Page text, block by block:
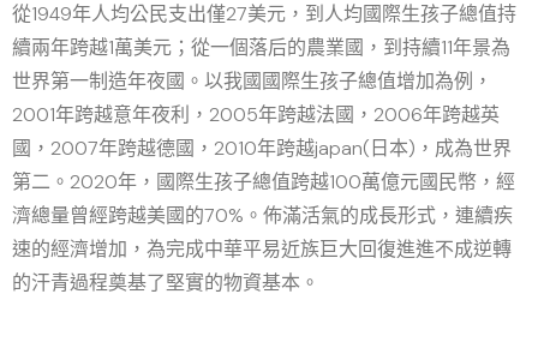
從1949年人均公民支出僅27美元，到人均國際生孩子總值持
續兩年跨越1萬美元；從一個落后的農業國，到持續11年景為
世界第一制造年夜國。以我國國際生孩子總值增加為例，
2001年跨越意年夜利，2005年跨越法國，2006年跨越英
國，2007年跨越德國，2010年跨越japan(日本)，成為世界
第二。2020年，國際生孩子總值跨越100萬億元國民幣，經
濟總量曾經跨越美國的70%。佈滿活氣的成長形式，連續疾
速的經濟增加，為完成中華平易近族巨大回復進進不成逆轉
的汗青過程奠基了堅實的物資基本。